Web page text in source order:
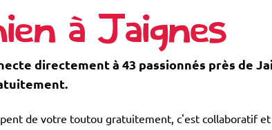
à Jaignes
directement à 43 passionnés près de
de votre toutou gratuitement, c'est collaboratif et